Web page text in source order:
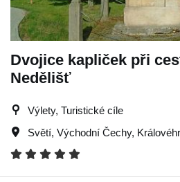
Dvojice kapliček při
Nedělišť
Výlety, Turistické cíle
Světí, Východní Čechy,